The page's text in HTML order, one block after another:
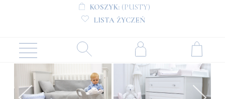
KOSZYK: (PUSTY)
LISTA ŻYCZEŃ